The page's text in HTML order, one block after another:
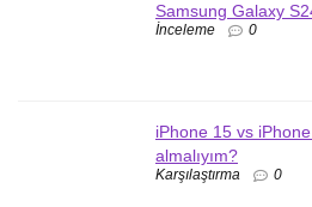
Samsung Galaxy
İnceleme 0
iPhone 15 vs
almalıyım?
Karşılaştırma 0